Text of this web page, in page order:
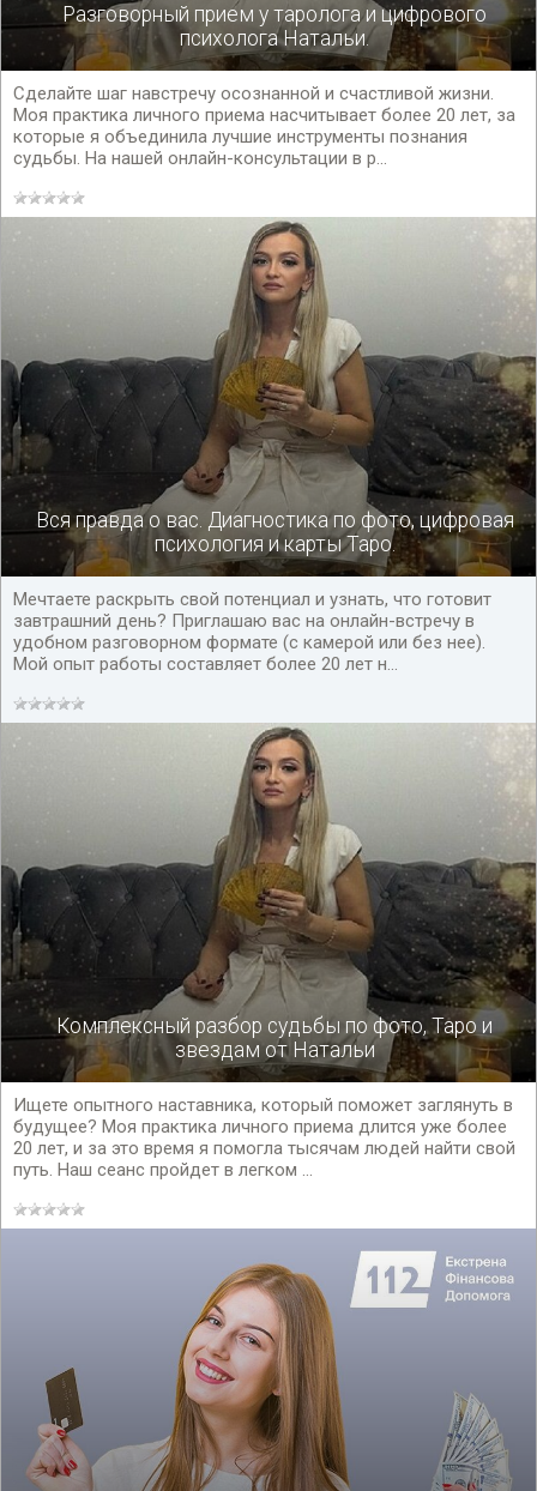
Разговорный прием у таролога и цифрового
психолога Натальи.
Сделайте шаг навстречу осознанной и счастливой жизни.
Моя практика личного приема насчитывает более 20 лет, за
которые я объединила лучшие инструменты познания
судьбы. На нашей онлайн-консультации в р...
Вся правда о вас. Диагностика по фото, цифровая
психология и карты Таро.
Мечтаете раскрыть свой потенциал и узнать, что готовит
завтрашний день? Приглашаю вас на онлайн-встречу в
удобном разговорном формате (с камерой или без нее).
Мой опыт работы составляет более 20 лет н...
Комплексный разбор судьбы по фото, Таро и
звездам от Натальи
Ищете опытного наставника, который поможет заглянуть в
будущее? Моя практика личного приема длится уже более
20 лет, и за это время я помогла тысячам людей найти свой
путь. Наш сеанс пройдет в легком ...